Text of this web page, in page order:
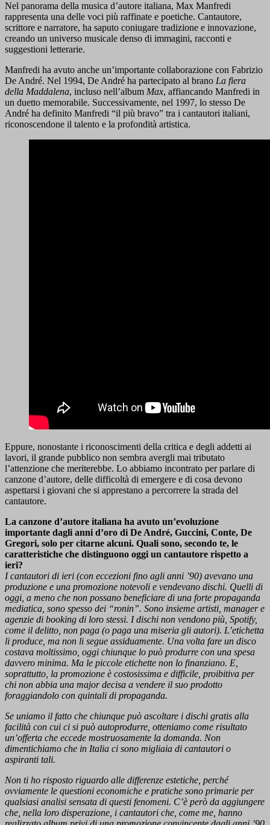
Nel panorama della musica d’autore italiana, Max Manfredi
rappresenta una delle voci più raffinate e poetiche. Cantautore,
scrittore e narratore, ha saputo coniugare tradizione e innovazione,
creando un universo musicale denso di immagini, racconti e
suggestioni letterarie.
Manfredi ha avuto anche un’importante collaborazione con Fabrizio
De André. Nel 1994, De André ha partecipato al brano La fiera
della Maddalena, incluso nell’album Max, affiancando Manfredi in
un duetto memorabile. Successivamente, nel 1997, lo stesso De
André ha definito Manfredi “il più bravo” tra i cantautori italiani,
riconoscendone il talento e la profondità artistica.
Eppure, nonostante i riconoscimenti della critica e degli addetti ai
lavori, il grande pubblico non sembra avergli mai tributato
l’attenzione che meriterebbe. Lo abbiamo incontrato per parlare di
canzone d’autore, delle difficoltà di emergere e di cosa devono
aspettarsi i giovani che si apprestano a percorrere la strada del
cantautore.
La canzone d’autore italiana ha avuto un’evoluzione
importante dagli anni d’oro di De André, Guccini, Conte, De
Gregori, solo per citarne alcuni. Quali sono, secondo te, le
caratteristiche che distinguono oggi un cantautore rispetto a
ieri?
I cantautori di ieri (con eccezioni fino agli anni ’90) avevano una
produzione e una promozione notevoli e vendevano dischi. Quelli di
oggi, a meno che non possano beneficiare di una forte propaganda
mediatica, sono spesso dei “ronin”. Sono insieme artisti, manager e
agenzie di booking di loro stessi. I dischi non vendono più, Spotify,
come il delitto, non paga (o paga una miseria gli autori). L’etichetta
li produce, ma non li segue assiduamente. Una volta fare un disco
costava moltissimo, oggi chiunque lo può produrre con una spesa
davvero minima. Ma le piccole etichette non lo finanziano. E,
soprattutto, la promozione è costosissima e difficile, proibitiva per
chi non abbia una major decisa a vendere il suo prodotto
foraggiandolo con quintali di propaganda.
Se uniamo il fatto che chiunque può ascoltare i dischi gratis alla
facilità con cui ci si può autoprodurre, otteniamo come risultato
un’offerta che eccede mostruosamente la domanda. Non
dimentichiamo che in Italia ci sono migliaia di cantautori o
aspiranti tali.
Non ti ho risposto riguardo alle differenze estetiche, perché
ovviamente le questioni economiche e pratiche sono primarie per
qualsiasi analisi sensata di questi fenomeni. C’è però da aggiungere
che, nella loro disperazione, i cantautori che, come me, hanno